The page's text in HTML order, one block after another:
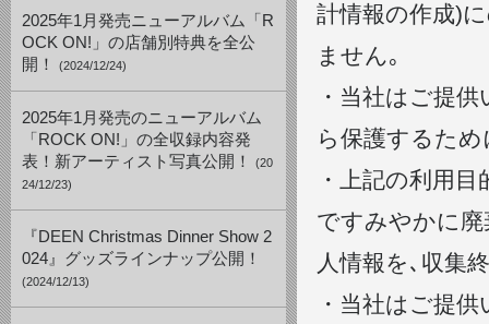
2025年1月発売ニューアルバム「R
OCK ON!」の店舗別特典を全公
開！
(2024/12/24)
2025年1月発売のニューアルバム
「ROCK ON!」の全収録内容発
表！新アーティスト写真公開！
(20
24/12/23)
『DEEN Christmas Dinner Show 2
024』グッズラインナップ公開！
(2024/12/13)
計情報の作成)
ません｡
・当社はご提
ら保護するた
・上記の利用
ですみやかに
人情報を､収集
・当社はご提